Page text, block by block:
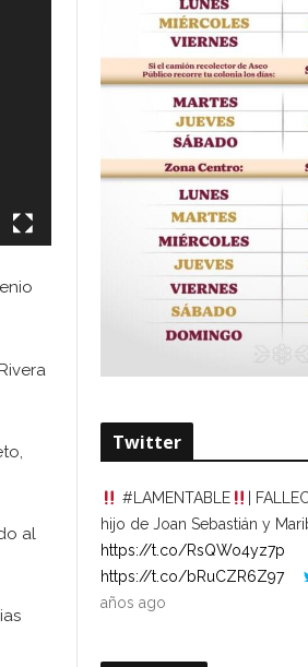
al
Twitter
#LAMENTABLE
|
hijo de Joan Sebastián y
https://t.co/RsQWo4yz7p
https://t.co/bRuCZR6Z97
años ago